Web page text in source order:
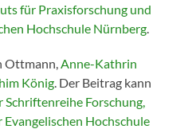
für Praxisforschung und
Hochschule Nürnberg.
Ottmann,Anne-Kathrin
König. Der Beitrag kann
Schriftenreihe Forschung,
Hochschule